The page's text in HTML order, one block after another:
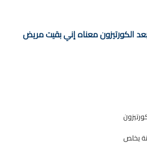
الكورتيزون معناه إني بقيت مريض
يخلص